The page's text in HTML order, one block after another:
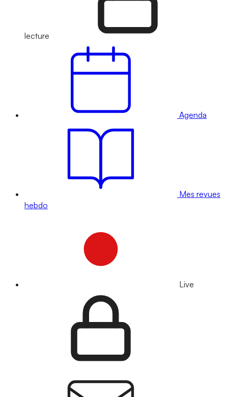
lecture
Agenda
Mes revues
hebdo
Live